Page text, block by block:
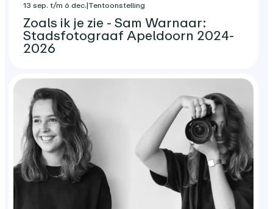
13 sep. t/m 6 dec.|Tentoonstelling
Zoals ik je zie - Sam Warnaar:
Stadsfotograaf Apeldoorn 2024-
2026